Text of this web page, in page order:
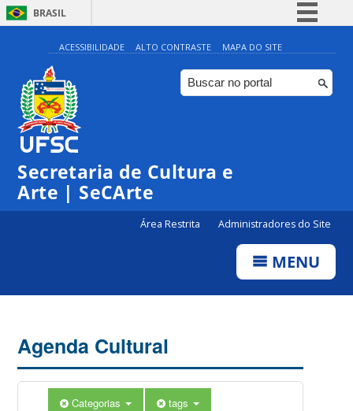
BRASIL
Simplifique!
Comunica BR
Participe
ACESSIBILIDADE ALTO CONTRASTE MAPA DO SITE
Secretaria de Cultura e
Arte | SeCArte
Área Restrita Administradores do Site
MENU
Agenda Cultural
Categorias tags